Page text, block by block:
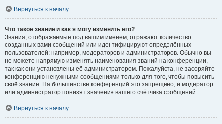
Вернуться к началу
Что такое звание и как я могу изменить его?
Звания, отображаемые под вашим именем, отражают количество
созданных вами сообщений или идентифицируют определённых
пользователей: например, модераторов и администраторов. Обычно вы
не можете напрямую изменять наименования званий на конференции,
так как они установлены её администратором. Пожалуйста, не засоряйте
конференцию ненужными сообщениями только для того, чтобы повысить
своё звание. На большинстве конференций это запрещено, и модератор
или администратор понизят значение вашего счётчика сообщений.
Вернуться к началу